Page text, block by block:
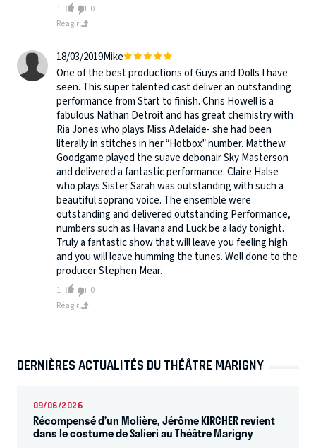
1
0
Réagir
18/03/2019Mike
One of the best productions of Guys and Dolls I have
seen. This super talented cast deliver an outstanding
performance from Start to finish. Chris Howell is a
fabulous Nathan Detroit and has great chemistry with
Ria Jones who plays Miss Adelaide- she had been
literally in stitches in her “Hotbox” number. Matthew
Goodgame played the suave debonair Sky Masterson
and delivered a fantastic performance. Claire Halse
who plays Sister Sarah was outstanding with such a
beautiful soprano voice. The ensemble were
outstanding and delivered outstanding Performance,
numbers such as Havana and Luck be a lady tonight.
Truly a fantastic show that will leave you feeling high
and you will leave humming the tunes. Well done to the
producer Stephen Mear.
1
0
Réagir
DERNIÈRES ACTUALITÉS DU THÉÂTRE MARIGNY
09/06/2026
Récompensé d’un Molière, Jérôme KIRCHER revient
dans le costume de Salieri au Théâtre Marigny